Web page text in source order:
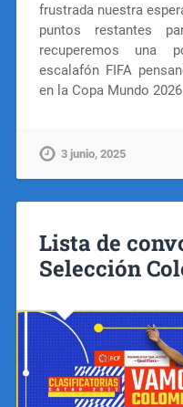
frustrada nuestra
puntos restantes
recuperemos una
escalafón FIFA
en la Copa Mundo
3 junio, 2025
Lista de
Selección